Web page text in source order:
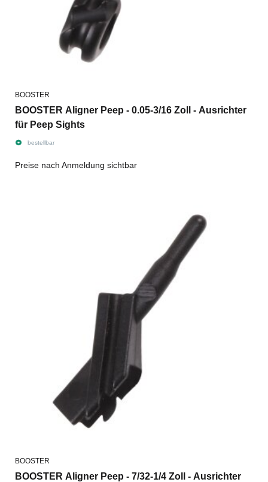
BOOSTER
BOOSTER Aligner Peep - 0.05-3/16 Zoll - Ausrichter
für Peep Sights
bestellbar
Preise nach Anmeldung sichtbar
BOOSTER
BOOSTER Aligner Peep - 7/32-1/4 Zoll - Ausrichter